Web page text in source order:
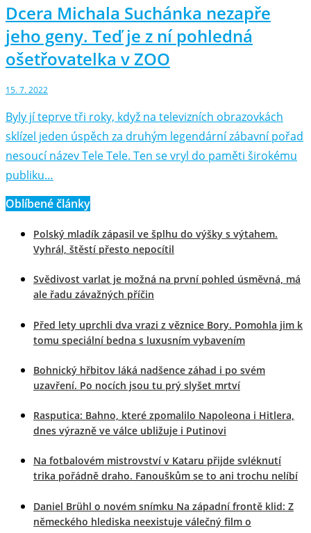
Dcera Michala Suchánka nezapře
jeho geny. Teď je z ní pohledná
ošetřovatelka v ZOO
15. 7. 2022
Byly jí teprve tři roky, když na televizních obrazovkách
sklízel jeden úspěch za druhým legendární zábavní pořad
nesoucí název Tele Tele. Ten se vryl do paměti širokému
publiku…
Oblíbené články
Polský mladík zápasil ve šplhu do výšky s výtahem.
Vyhrál, štěstí přesto nepocítil
Svědivost varlat je možná na první pohled úsměvná, má
ale řadu závažných příčin
Před lety uprchli dva vrazi z věznice Bory. Pomohla jim k
tomu speciální bedna s luxusním vybavením
Bohnický hřbitov láká nadšence záhad i po svém
uzavření. Po nocích jsou tu prý slyšet mrtví
Rasputica: Bahno, které zpomalilo Napoleona i Hitlera,
dnes výrazně ve válce ubližuje i Putinovi
Na fotbalovém mistrovství v Kataru přijde svléknutí
trika pořádně draho. Fanouškům se to ani trochu nelíbí
Daniel Brühl o novém snímku Na západní frontě klid: Z
německého hlediska neexistuje válečný film o